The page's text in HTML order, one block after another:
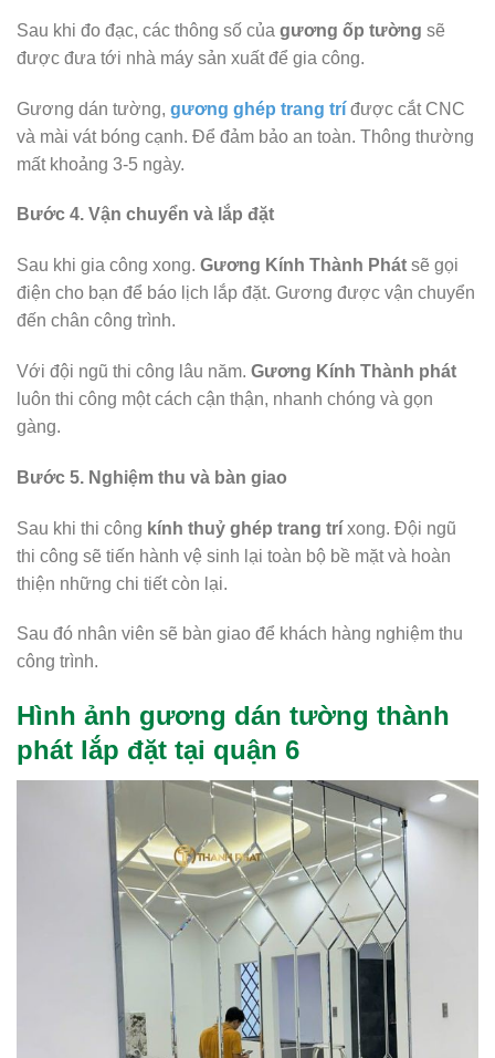
Sau khi đo đạc, các thông số của gương ốp tường sẽ
được đưa tới nhà máy sản xuất để gia công.
Gương dán tường, gương ghép trang trí được cắt CNC
và mài vát bóng cạnh. Để đảm bảo an toàn. Thông thường
mất khoảng 3-5 ngày.
Bước 4. Vận chuyển và lắp đặt
Sau khi gia công xong. Gương Kính Thành Phát sẽ gọi
điện cho bạn để báo lịch lắp đặt. Gương được vận chuyển
đến chân công trình.
Với đội ngũ thi công lâu năm. Gương Kính Thành phát
luôn thi công một cách cận thận, nhanh chóng và gọn
gàng.
Bước 5. Nghiệm thu và bàn giao
Sau khi thi công kính thuỷ ghép trang trí xong. Đội ngũ
thi công sẽ tiến hành vệ sinh lại toàn bộ bề mặt và hoàn
thiện những chi tiết còn lại.
Sau đó nhân viên sẽ bàn giao để khách hàng nghiệm thu
công trình.
Hình ảnh gương dán tường thành
phát lắp đặt tại quận 6